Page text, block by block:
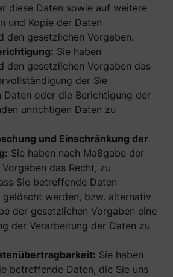
diese Daten sowie auf weitere
und Kopie der Daten
den gesetzlichen Vorgaben.
Sie haben
den gesetzlichen Vorgaben das
der Sie
Daten oder die Berichtigung der
unrichtigen Daten zu
und Einschränkung der
Sie haben nach Maßgabe der
das Recht, zu
Sie betreffende Daten
gelöscht werden, bzw. alternativ
der gesetzlichen Vorgaben eine
der Verarbeitung der Daten zu
Sie haben
betreffende Daten, die Sie uns